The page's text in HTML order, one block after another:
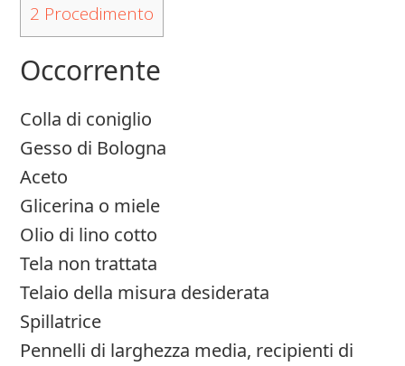
2 Procedimento
Occorrente
Colla di coniglio
Gesso di Bologna
Aceto
Glicerina o miele
Olio di lino cotto
Tela non trattata
Telaio della misura desiderata
Spillatrice
Pennelli di larghezza media, recipienti di